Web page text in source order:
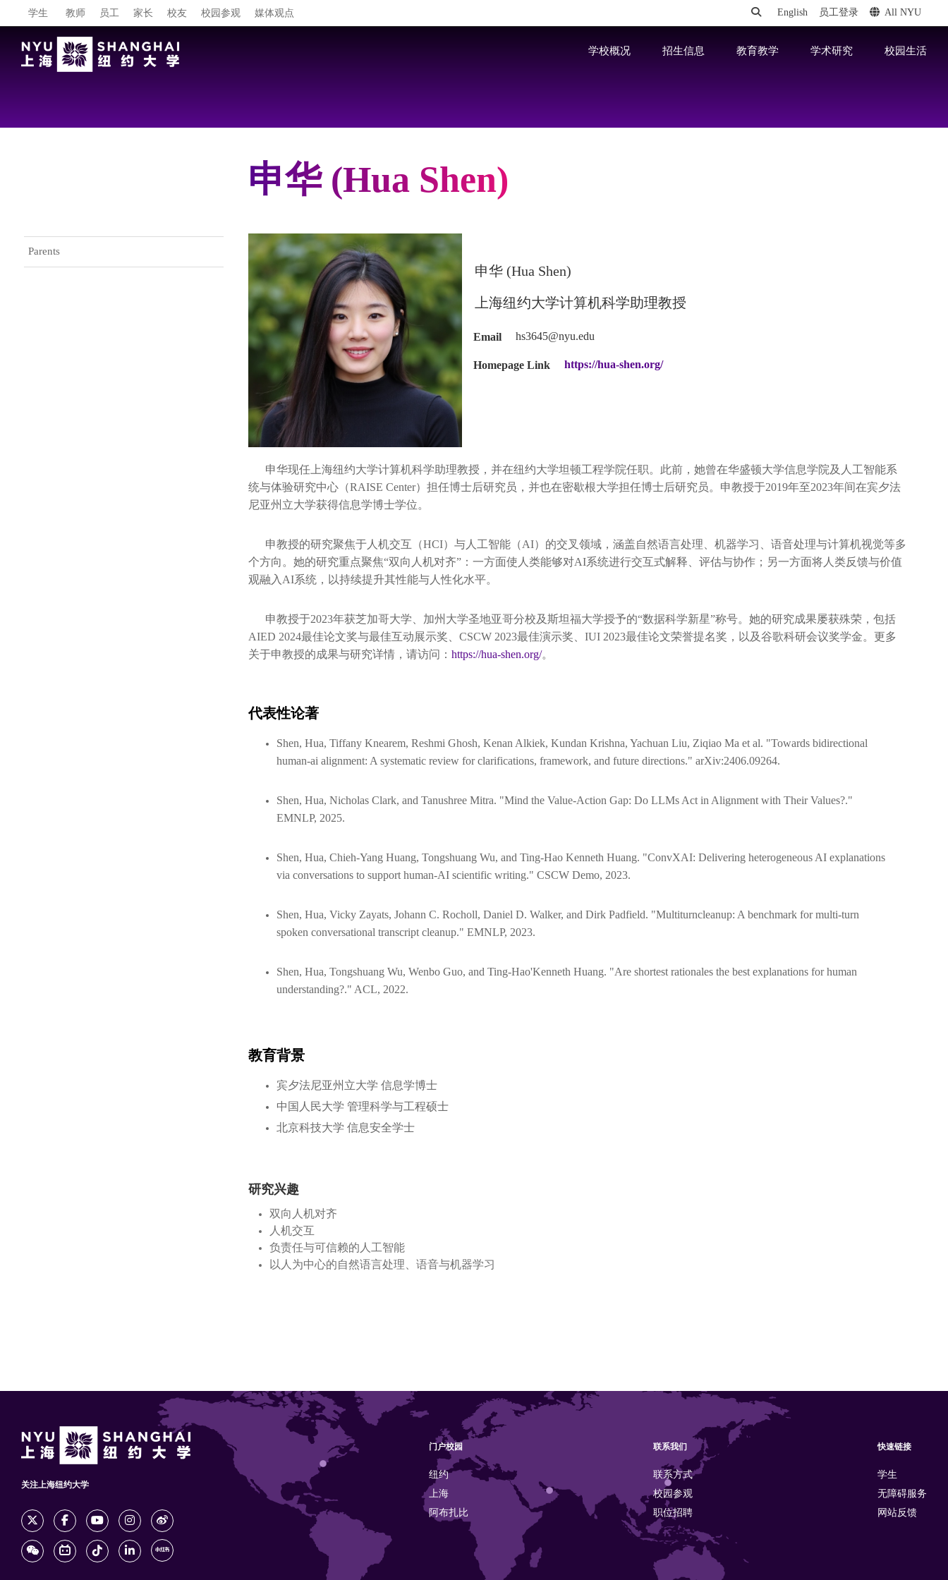
学生 教师 员工 家长 校友 校园参观 媒体观点 English 员工登录 All NYU
学校概况 招生信息 教育教学 学术研究 校园生活
Gateway Menu
Parents
申华 (Hua Shen)
申华 (Hua Shen)
上海纽约大学计算机科学助理教授
Email hs3645@nyu.edu
Homepage Link https://hua-shen.org/
申华现任上海纽约大学计算机科学助理教授，并在纽约大学坦顿工程学院任职。此前，她曾在华盛顿大学信息学院及人工智能系
统与体验研究中心（RAISE Center）担任博士后研究员，并也在密歇根大学担任博士后研究员。申教授于2019年至2023年间在宾夕法
尼亚州立大学获得信息学博士学位。
申教授的研究聚焦于人机交互（HCI）与人工智能（AI）的交叉领域，涵盖自然语言处理、机器学习、语音处理与计算机视觉等多
个方向。她的研究重点聚焦“双向人机对齐”：一方面使人类能够对AI系统进行交互式解释、评估与协作；另一方面将人类反馈与价值
观融入AI系统，以持续提升其性能与人性化水平。
申教授于2023年获芝加哥大学、加州大学圣地亚哥分校及斯坦福大学授予的“数据科学新星”称号。她的研究成果屡获殊荣，包括
AIED 2024最佳论文奖与最佳互动展示奖、CSCW 2023最佳演示奖、IUI 2023最佳论文荣誉提名奖，以及谷歌科研会议奖学金。更多
关于申教授的成果与研究详情，请访问： https://hua-shen.org/。
代表性论著
Shen, Hua, Tiffany Knearem, Reshmi Ghosh, Kenan Alkiek, Kundan Krishna, Yachuan Liu, Ziqiao Ma et al. "Towards bidirectional
human-ai alignment: A systematic review for clarifications, framework, and future directions." arXiv:2406.09264.
Shen, Hua, Nicholas Clark, and Tanushree Mitra. "Mind the Value-Action Gap: Do LLMs Act in Alignment with Their Values?."
EMNLP, 2025.
Shen, Hua, Chieh-Yang Huang, Tongshuang Wu, and Ting-Hao Kenneth Huang. "ConvXAI: Delivering heterogeneous AI explanations
via conversations to support human-AI scientific writing." CSCW Demo, 2023.
Shen, Hua, Vicky Zayats, Johann C. Rocholl, Daniel D. Walker, and Dirk Padfield. "Multiturncleanup: A benchmark for multi-turn
spoken conversational transcript cleanup." EMNLP, 2023.
Shen, Hua, Tongshuang Wu, Wenbo Guo, and Ting-Hao'Kenneth Huang. "Are shortest rationales the best explanations for human
understanding?." ACL, 2022.
教育背景
宾夕法尼亚州立大学 信息学博士
中国人民大学 管理科学与工程硕士
北京科技大学 信息安全学士
研究兴趣
双向人机对齐
人机交互
负责任与可信赖的人工智能
以人为中心的自然语言处理、语音与机器学习
门户校园
纽约
上海
阿布扎比
联系我们
联系方式
校园参观
职位招聘
快速链接
学生
无障碍服务
网站反馈
关注上海纽约大学